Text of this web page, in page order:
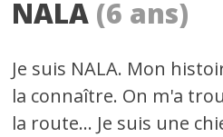
NALA (6 ans)
Je suis NALA. Mon
la connaître. On m'a
la route... Je suis une